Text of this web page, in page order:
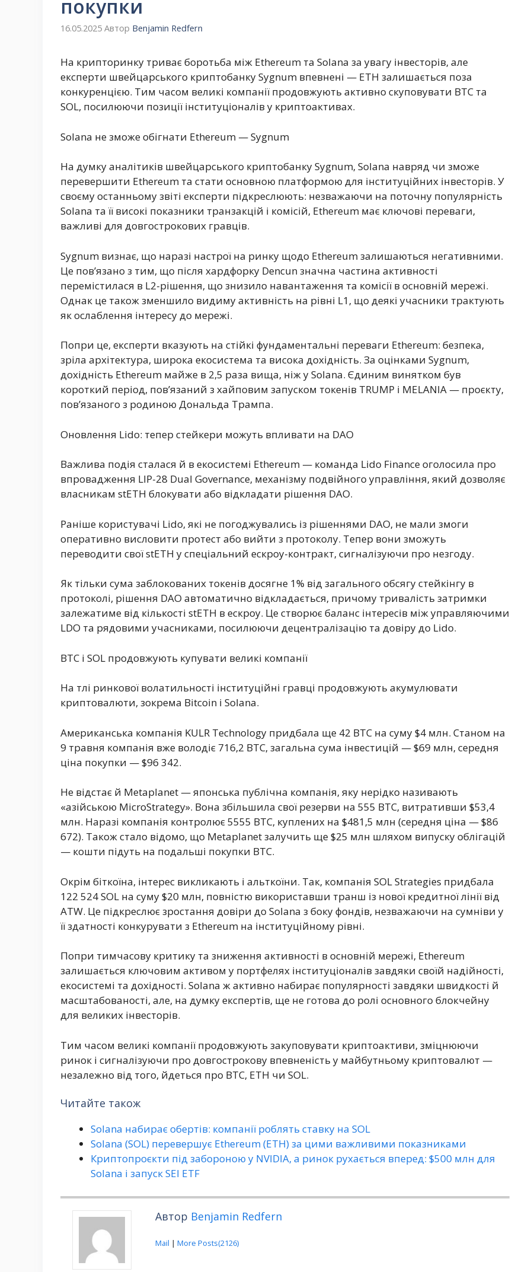
покупки
16.05.2025 Автор Benjamin Redfern
На крипторинку триває боротьба між Ethereum та Solana за увагу інвесторів, але
експерти швейцарського криптобанку Sygnum впевнені — ETH залишається поза
конкуренцією. Тим часом великі компанії продовжують активно скуповувати BTC та
SOL, посилюючи позиції інституціоналів у криптоактивах.
Solana не зможе обігнати Ethereum — Sygnum
На думку аналітиків швейцарського криптобанку Sygnum, Solana навряд чи зможе
перевершити Ethereum та стати основною платформою для інституційних інвесторів. У
своєму останньому звіті експерти підкреслюють: незважаючи на поточну популярність
Solana та її високі показники транзакцій і комісій, Ethereum має ключові переваги,
важливі для довгострокових гравців.
Sygnum визнає, що наразі настрої на ринку щодо Ethereum залишаються негативними.
Це пов’язано з тим, що після хардфорку Dencun значна частина активності
перемістилася в L2-рішення, що знизило навантаження та комісії в основній мережі.
Однак це також зменшило видиму активність на рівні L1, що деякі учасники трактують
як ослаблення інтересу до мережі.
Попри це, експерти вказують на стійкі фундаментальні переваги Ethereum: безпека,
зріла архітектура, широка екосистема та висока дохідність. За оцінками Sygnum,
дохідність Ethereum майже в 2,5 раза вища, ніж у Solana. Єдиним винятком був
короткий період, пов’язаний з хайповим запуском токенів TRUMP і MELANIA — проєкту,
пов’язаного з родиною Дональда Трампа.
Оновлення Lido: тепер стейкери можуть впливати на DAO
Важлива подія сталася й в екосистемі Ethereum — команда Lido Finance оголосила про
впровадження LIP-28 Dual Governance, механізму подвійного управління, який дозволяє
власникам stETH блокувати або відкладати рішення DAO.
Раніше користувачі Lido, які не погоджувались із рішеннями DAO, не мали змоги
оперативно висловити протест або вийти з протоколу. Тепер вони зможуть
переводити свої stETH у спеціальний ескроу-контракт, сигналізуючи про незгоду.
Як тільки сума заблокованих токенів досягне 1% від загального обсягу стейкінгу в
протоколі, рішення DAO автоматично відкладається, причому тривалість затримки
залежатиме від кількості stETH в ескроу. Це створює баланс інтересів між управляючими
LDO та рядовими учасниками, посилюючи децентралізацію та довіру до Lido.
BTC і SOL продовжують купувати великі компанії
На тлі ринкової волатильності інституційні гравці продовжують акумулювати
криптовалюти, зокрема Bitcoin і Solana.
Американська компанія KULR Technology придбала ще 42 BTC на суму $4 млн. Станом на
9 травня компанія вже володіє 716,2 BTC, загальна сума інвестицій — $69 млн, середня
ціна покупки — $96 342.
Не відстає й Metaplanet — японська публічна компанія, яку нерідко називають
«азійською MicroStrategy». Вона збільшила свої резерви на 555 BTC, витративши $53,4
млн. Наразі компанія контролює 5555 BTC, куплених на $481,5 млн (середня ціна — $86
672). Також стало відомо, що Metaplanet залучить ще $25 млн шляхом випуску облігацій
— кошти підуть на подальші покупки BTC.
Окрім біткоїна, інтерес викликають і альткоїни. Так, компанія SOL Strategies придбала
122 524 SOL на суму $20 млн, повністю використавши транш із нової кредитної лінії від
ATW. Це підкреслює зростання довіри до Solana з боку фондів, незважаючи на сумніви у
її здатності конкурувати з Ethereum на інституційному рівні.
Попри тимчасову критику та зниження активності в основній мережі, Ethereum
залишається ключовим активом у портфелях інституціоналів завдяки своїй надійності,
екосистемі та дохідності. Solana ж активно набирає популярності завдяки швидкості й
масштабованості, але, на думку експертів, ще не готова до ролі основного блокчейну
для великих інвесторів.
Тим часом великі компанії продовжують закуповувати криптоактиви, зміцнюючи
ринок і сигналізуючи про довгострокову впевненість у майбутньому криптовалют —
незалежно від того, йдеться про BTC, ETH чи SOL.
Читайте також
Solana набирає обертів: компанії роблять ставку на SOL
Solana (SOL) перевершує Ethereum (ETH) за цими важливими показниками
Криптопроєкти під забороною у NVIDIA, а ринок рухається вперед: $500 млн для
Solana і запуск SEI ETF
Автор Benjamin Redfern
Mail | More Posts(2126)